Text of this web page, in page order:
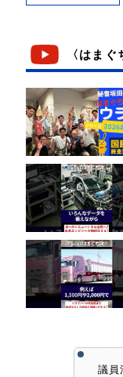
〈はま
議員